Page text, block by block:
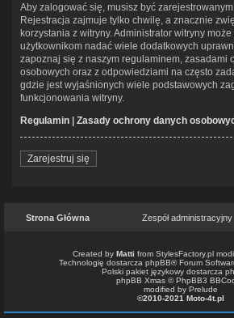
Aby zalogować się, musisz być
Rejestracja zajmuje tylko chwilę, a znacznie
korzystania z witryny. Administrator witryny
użytkownikom nadać wiele dodatkowych
zapoznaj się z naszym regulaminem, zasadami
osobowych oraz z odpowiedziami na często
gdzie jest wyjaśnionych wiele podstawowych
funkcjonowania witryny.
Regulamin | Zasady ochrony danych
Zarejestruj się
Strona Główna Zespół administracyjny
Created by Matti from StylesFactory.pl
Technologię dostarcza phpBB® Forum
Polski pakiet językowy dostarcza
phpBB Xmas ©PhpBB3
modified by Prelude
©2010-2021 Moto-4t.pl